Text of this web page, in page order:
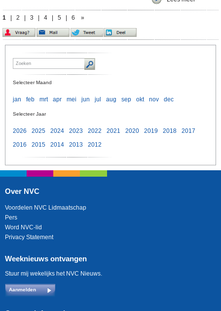
1 2 3 4 5 6 »
Selecteer Maand
jan feb mrt apr mei jun jul aug sep okt nov dec
Selecteer Jaar
2026 2025 2024 2023 2022 2021 2020 2019 2018
2017
2016
2015 2014 2013 2012
Over NVC
Voordelen NVC Lidmaatschap
Pers
Word NVC-lid
Privacy Statement
Weeknieuws ontvangen
Stuur mij wekelijks het NVC Nieuws.
Aanmelden